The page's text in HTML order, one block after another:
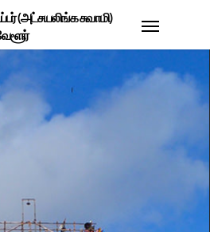
(அட்சயலிங்க சுவாமி)